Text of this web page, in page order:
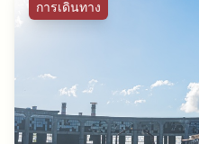
การเดินทาง